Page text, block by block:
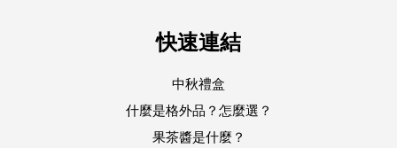
快速連結
中秋禮盒
什麼是格外品？怎麼選？
果茶醬是什麼？